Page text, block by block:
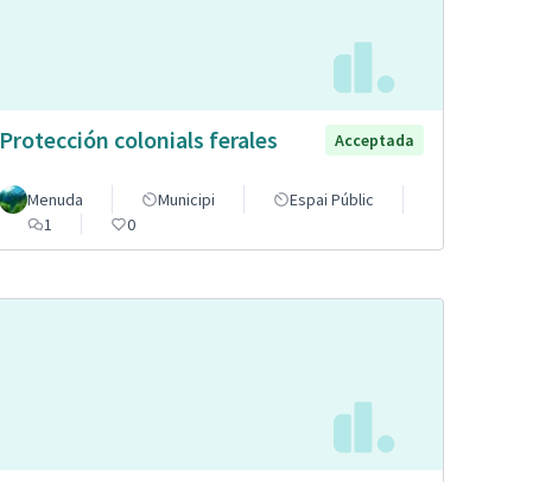
Protección colonials ferales Acceptada
Menuda Municipi
Espai Públic
1
0